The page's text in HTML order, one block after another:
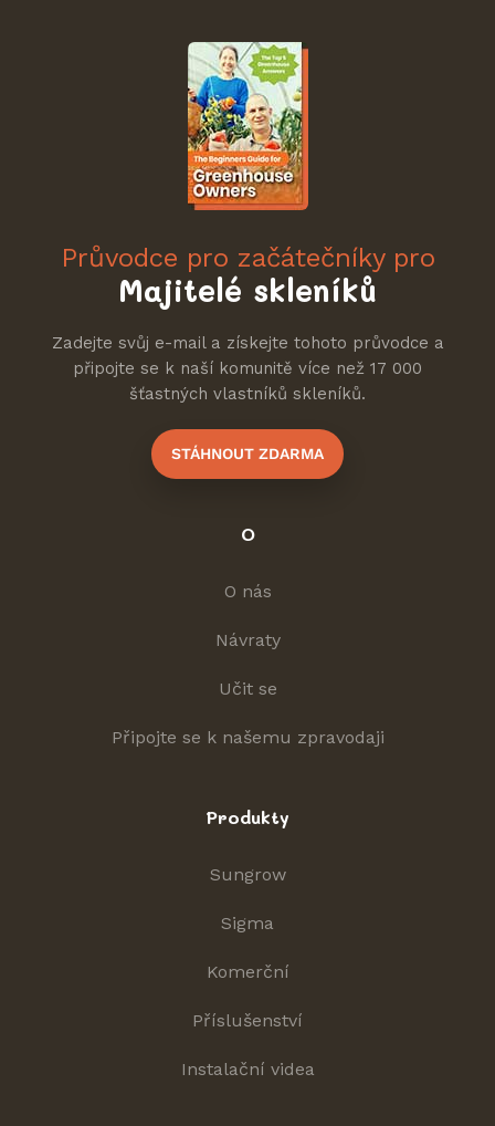
Průvodce pro začátečníky pro
Majitelé skleníků
Zadejte svůj e-mail a získejte tohoto průvodce a
připojte se k naší komunitě více než 17 000
šťastných vlastníků skleníků.
STÁHNOUT ZDARMA
O
O nás
Návraty
Učit se
Připojte se k našemu zpravodaji
Produkty
Sungrow
Sigma
Komerční
Příslušenství
Instalační videa